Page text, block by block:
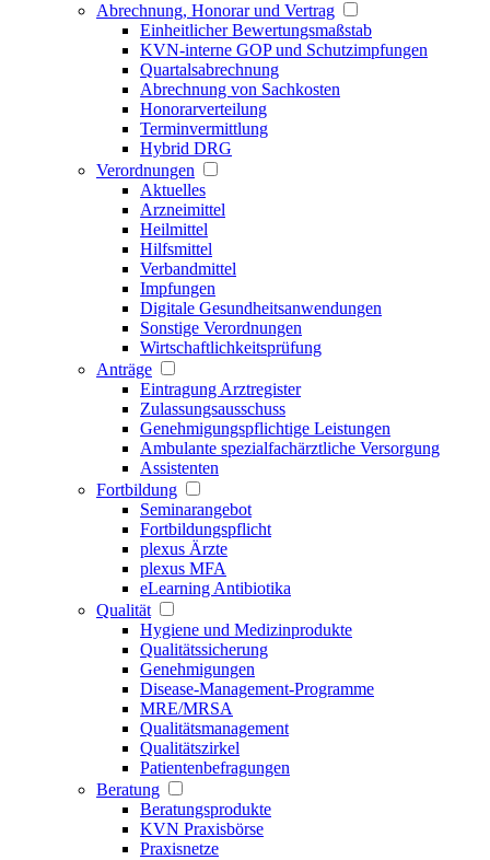
Abrechnung, Honorar und Vertrag
Einheitlicher Bewertungsmaßstab
KVN-interne GOP und Schutzimpfungen
Quartalsabrechnung
Abrechnung von Sachkosten
Honorarverteilung
Terminvermittlung
Hybrid DRG
Verordnungen
Aktuelles
Arzneimittel
Heilmittel
Hilfsmittel
Verbandmittel
Impfungen
Digitale Gesundheitsanwendungen
Sonstige Verordnungen
Wirtschaftlichkeitsprüfung
Anträge
Eintragung Arztregister
Zulassungsausschuss
Genehmigungspflichtige Leistungen
Ambulante spezialfachärztliche Versorgung
Assistenten
Fortbildung
Seminarangebot
Fortbildungspflicht
plexus Ärzte
plexus MFA
eLearning Antibiotika
Qualität
Hygiene und Medizinprodukte
Qualitätssicherung
Genehmigungen
Disease-Management-Programme
MRE/MRSA
Qualitätsmanagement
Qualitätszirkel
Patientenbefragungen
Beratung
Beratungsprodukte
KVN Praxisbörse
Praxisnetze